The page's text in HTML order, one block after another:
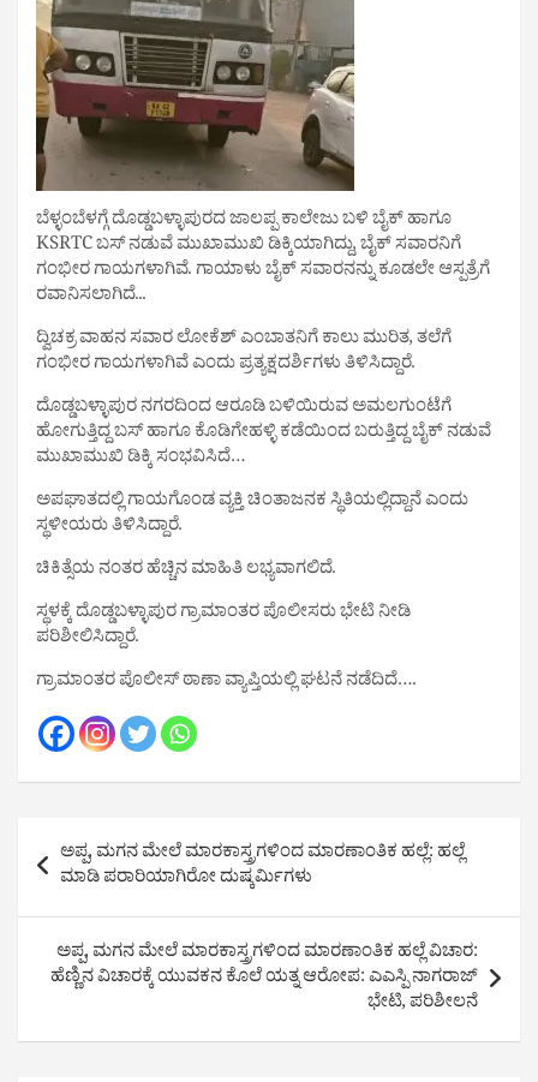
ಬೆಳ್ಳಂಬೆಳಗ್ಗೆ ದೊಡ್ಡಬಳ್ಳಾಪುರದ ಜಾಲಪ್ಪ ಕಾಲೇಜು ಬಳಿ ಬೈಕ್ ಹಾಗೂ
KSRTC ಬಸ್ ನಡುವೆ ಮುಖಾಮುಖಿ ಡಿಕ್ಕಿಯಾಗಿದ್ದು, ಬೈಕ್ ಸವಾರನಿಗೆ
ಗಂಭೀರ ಗಾಯಗಳಾಗಿವೆ. ಗಾಯಾಳು ಬೈಕ್ ಸವಾರನನ್ನು ಕೂಡಲೇ ಆಸ್ಪತ್ರೆಗೆ
ರವಾನಿಸಲಾಗಿದೆ.‌..
ದ್ವಿಚಕ್ರ ವಾಹನ ಸವಾರ ಲೋಕೆಶ್ ಎಂಬಾತನಿಗೆ ಕಾಲು ಮುರಿತ, ತಲೆಗೆ
ಗಂಭೀರ ಗಾಯಗಳಾಗಿವೆ ಎಂದು ಪ್ರತ್ಯಕ್ಷದರ್ಶಿಗಳು ತಿಳಿಸಿದ್ದಾರೆ.
ದೊಡ್ಡಬಳ್ಳಾಪುರ ನಗರದಿಂದ ಆರೂಡಿ ಬಳಿಯಿರುವ ಅಮಲಗುಂಟೆಗೆ
ಹೋಗುತ್ತಿದ್ದ ಬಸ್ ಹಾಗೂ ಕೊಡಿಗೇಹಳ್ಳಿ ಕಡೆಯಿಂದ ಬರುತ್ತಿದ್ದ ಬೈಕ್ ನಡುವೆ
ಮುಖಾಮುಖಿ ಡಿಕ್ಕಿ ಸಂಭವಿಸಿದೆ…
ಅಪಘಾತದಲ್ಲಿ ಗಾಯಗೊಂಡ ವ್ಯಕ್ತಿ ಚಿಂತಾಜನಕ‌ ಸ್ಥಿತಿಯಲ್ಲಿದ್ದಾನೆ ಎಂದು
ಸ್ಥಳೀಯರು ತಿಳಿಸಿದ್ದಾರೆ.
ಚಿಕಿತ್ಸೆಯ ನಂತರ ಹೆಚ್ಚಿನ ಮಾಹಿತಿ ಲಭ್ಯವಾಗಲಿದೆ.
ಸ್ಥಳಕ್ಕೆ ದೊಡ್ಡಬಳ್ಳಾಪುರ ಗ್ರಾಮಾಂತರ ಪೊಲೀಸರು ಭೇಟಿ ನೀಡಿ
ಪರಿಶೀಲಿಸಿದ್ದಾರೆ.
ಗ್ರಾಮಾಂತರ ಪೊಲೀಸ್ ಠಾಣಾ ವ್ಯಾಪ್ತಿಯಲ್ಲಿ ಘಟನೆ ನಡೆದಿದೆ….
Post
navigation
ಅಪ್ಪ, ಮಗನ ಮೇಲೆ‌‌ ಮಾರಕಾಸ್ತ್ರಗಳಿಂದ ಮಾರಣಾಂತಿಕ ಹಲ್ಲೆ: ಹಲ್ಲೆ
ಮಾಡಿ ಪರಾರಿಯಾಗಿರೋ ದುಷ್ಕರ್ಮಿಗಳು
ಅಪ್ಪ, ಮಗನ ಮೇಲೆ ಮಾರಕಾಸ್ತ್ರಗಳಿಂದ ಮಾರಣಾಂತಿಕ ಹಲ್ಲೆ ವಿಚಾರ:
ಹೆಣ್ಣಿನ ವಿಚಾರಕ್ಕೆ ಯುವಕನ ಕೊಲೆ ಯತ್ನ ಆರೋಪ: ಎಎಸ್ಪಿ ನಾಗರಾಜ್
ಭೇಟಿ, ಪರಿಶೀಲನೆ